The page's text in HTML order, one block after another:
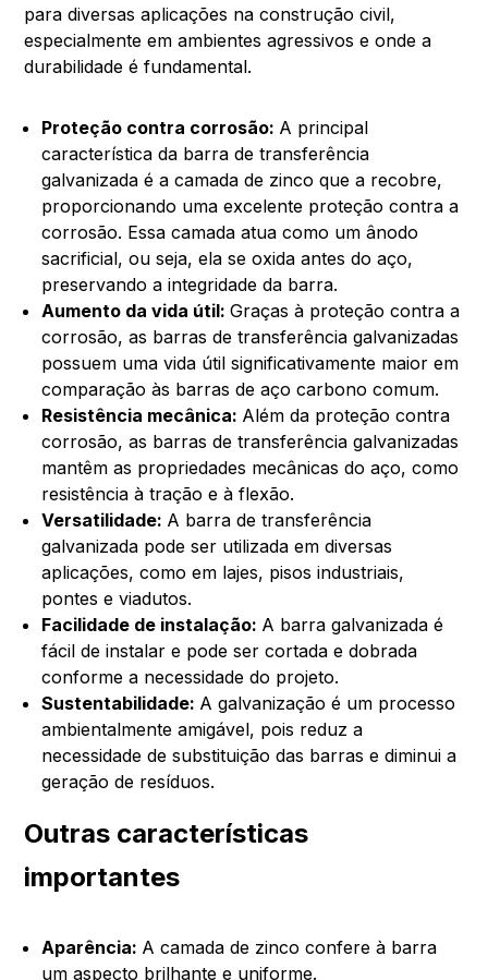
para diversas aplicações na construção civil,
especialmente em ambientes agressivos e onde a
durabilidade é fundamental.
Proteção contra corrosão: A principal
característica da barra de transferência
galvanizada é a camada de zinco que a recobre,
proporcionando uma excelente proteção contra a
corrosão. Essa camada atua como um ânodo
sacrificial, ou seja, ela se oxida antes do aço,
preservando a integridade da barra.
Aumento da vida útil:Graças à proteção contra a
corrosão, as barras de transferência galvanizadas
possuem uma vida útil significativamente maior em
comparação às barras de aço carbono comum.
Resistência mecânica: Além da proteção contra
corrosão, as barras de transferência galvanizadas
mantêm as propriedades mecânicas do aço, como
resistência à tração e à flexão.
Versatilidade: A barra de transferência
galvanizada pode ser utilizada em diversas
aplicações, como em lajes, pisos industriais,
pontes e viadutos.
Facilidade de instalação: A barra galvanizada é
fácil de instalar e pode ser cortada e dobrada
conforme a necessidade do projeto.
Sustentabilidade: A galvanização é um processo
ambientalmente amigável, pois reduz a
necessidade de substituição das barras e diminui a
geração de resíduos.
Outras características
importantes
Aparência: A camada de zinco confere à barra
um aspecto brilhante e uniforme.